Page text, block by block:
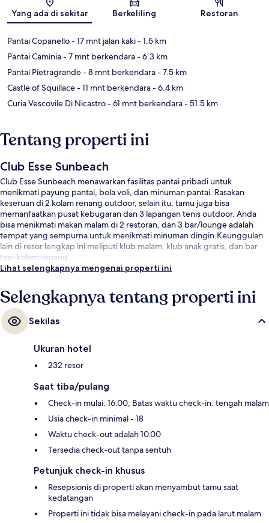
Peta
Yang ada di sekitar Berkeliling Restoran
Pantai Copanello- 17 mnt jalan kaki- 1.5 km
Pantai Caminia- 7 mnt berkendara- 6.3 km
Pantai Pietragrande- 8 mnt berkendara- 7.5 km
Castle of Squillace- 11 mnt berkendara- 6.4 km
Curia Vescovile Di Nicastro- 61 mnt berkendara- 51.5 km
Tentang properti ini
Club Esse Sunbeach
Club Esse Sunbeach menawarkan fasilitas pantai pribadi untuk
menikmati payung pantai, bola voli, dan minuman pantai. Rasakan
keseruan di 2 kolam renang outdoor, selain itu, tamu juga bisa
memanfaatkan pusat kebugaran dan 3 lapangan tenis outdoor. Anda
bisa menikmati makan malam di 2 restoran, dan 3 bar/lounge adalah
tempat yang sempurna untuk menikmati minuman dingin.Keunggulan
lain di resor lengkap ini meliputi klub malam, klub anak gratis, dan bar
tepi kolam renang.
Lihat selengkapnya mengenai properti ini
Selengkapnya tentang properti ini
Sekilas
Ukuran hotel
232 resor
Saat tiba/pulang
Check-in mulai: 16.00; Batas waktu check-in: tengah malam
Usia check-in minimal - 18
Waktu check-out adalah 10.00
Tersedia check-out tanpa sentuh
Petunjuk check-in khusus
Resepsionis di properti akan menyambut tamu saat
kedatangan
Properti ini tidak bisa melayani check-in pada larut malam